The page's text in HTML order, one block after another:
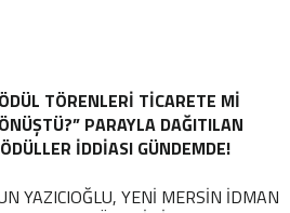
TÖRENLERİ TİCARETE Mİ
PARAYLA DAĞITILAN
ÖDÜLLER IDDIASI GÜNDEMDE!